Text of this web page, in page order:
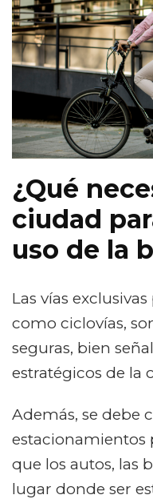
¿Qué
ciudad
uso de la
Las vías
como ciclovías,
seguras, bien
estratégicos de la
Además, se debe
estacionamientos
que los autos, las
lugar donde ser